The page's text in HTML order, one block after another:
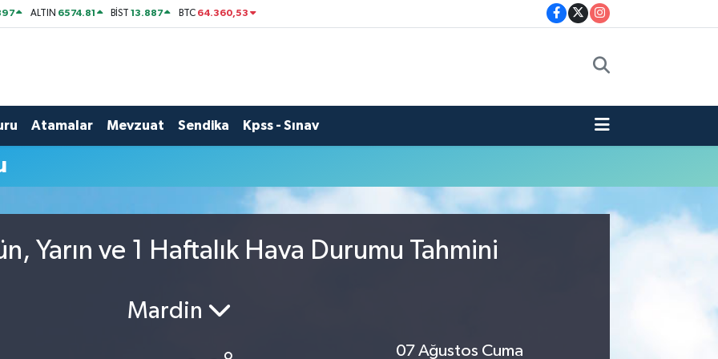
ALTIN 6574.81 BİST13.887 BTC 64.360,53
Atamalar Mevzuat Sendika Kpss - Sınav
Yarın ve 1 Haftalık Hava Durumu Tahmini
Mardin
07 Ağustos Cuma